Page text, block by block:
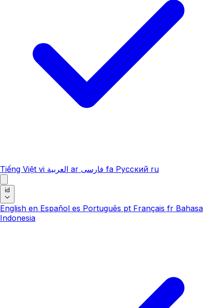
Tiếng Việt vi العربية ar فارسی fa Русский ru
id
English en Español es Português pt Français fr Bahasa
Indonesia